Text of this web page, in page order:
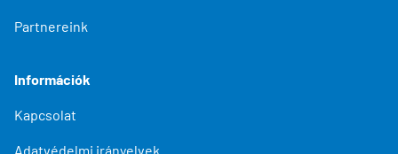
Partnereink
Információk
Kapcsolat
Adatvédelmi irányelvek